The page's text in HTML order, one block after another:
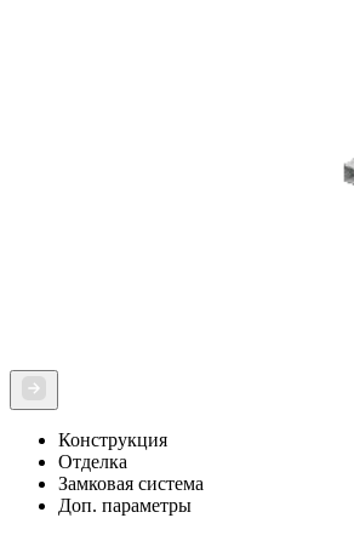
Конструкция
Отделка
Замковая система
Доп. параметры